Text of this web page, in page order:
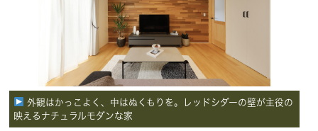
外観はかっこよく、中はぬくもりを。レッドシダーの壁が主役の
映えるナチュラルモダンな家